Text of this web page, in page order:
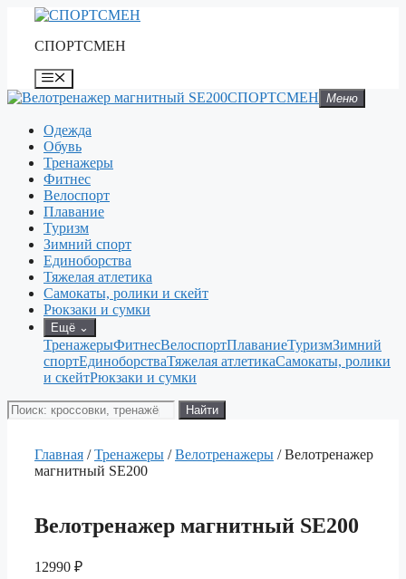
Перейти
содержимому
СПОРТСМЕН
Меню
СПОРТСМЕН Меню
Одежда
Обувь
Тренажеры
Фитнес
Велоспорт
Плавание
Туризм
Зимний спорт
Единоборства
Тяжелая атлетика
Самокаты, ролики и скейт
Рюкзаки и сумки
Ещё ⌄
ТренажерыФитнесВелоспортПлаваниеТуризмЗимний
спортЕдиноборстваТяжелая атлетикаСамокаты, ролики
и скейтРюкзаки и сумки
Поиск
товаров
Найти
Главная /Тренажеры /Велотренажеры / Велотренажер
магнитный SE200
Велотренажер магнитный SE200
12990 ₽